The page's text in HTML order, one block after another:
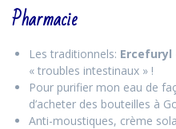
Pharmacie
Les traditionnels:
« troubles intestinaux » !
Pour purifier mon eau de
d’acheter des bouteilles à
Anti-moustiques, crème